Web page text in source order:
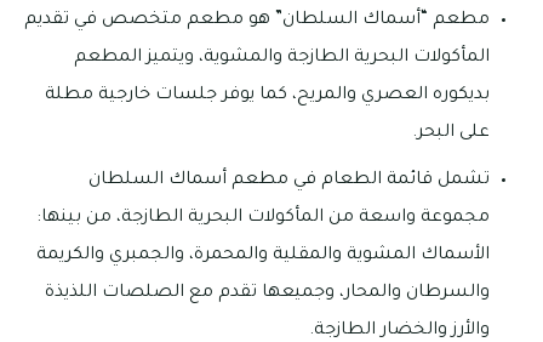
مطعم “أسماك السلطان” هو مطعم متخصص في تقديم
المأكولات البحرية الطازجة والمشوية، ويتميز المطعم
بديكوره العصري والمريح، كما يوفر جلسات خارجية مطلة
على البحر.
تشمل قائمة الطعام في مطعم أسماك السلطان
مجموعة واسعة من المأكولات البحرية الطازجة، من بينها:
الأسماك المشوية والمقلية والمحمرة، والجمبري والكريمة
والسرطان والمحار، وجميعها تقدم مع الصلصات اللذيذة
والأرز والخضار الطازجة.